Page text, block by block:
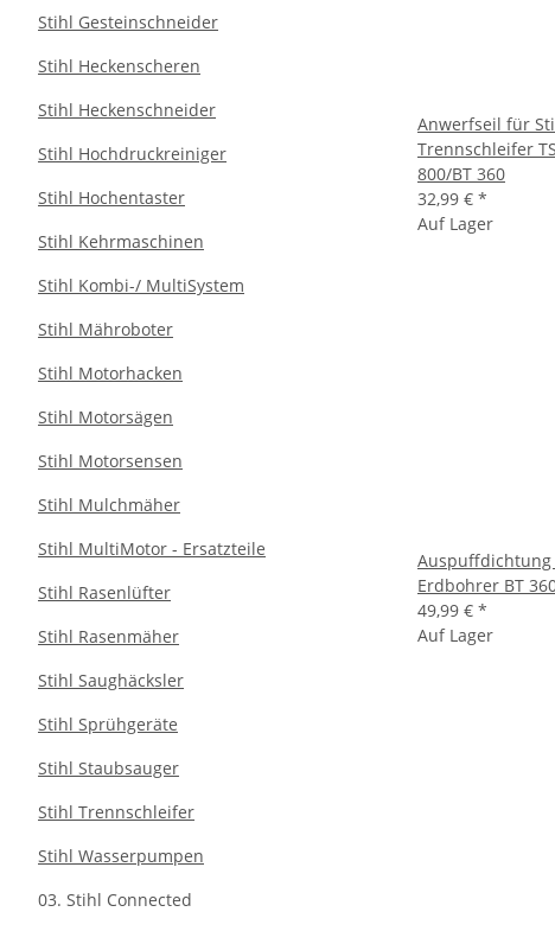
Anwerfseil für
Trennschleifer
800/BT 360
32,99 € *
Auf Lager
Erdbohrer BT
49,99 € *
Auf Lager
Stihl Gesteinschneider
Stihl Heckenscheren
Stihl Heckenschneider
Stihl Hochdruckreiniger
Stihl Hochentaster
Stihl Kehrmaschinen
Stihl Kombi-/ MultiSystem
Stihl Mähroboter
Stihl Motorhacken
Stihl Motorsägen
Stihl Motorsensen
Stihl Mulchmäher
Stihl MultiMotor - Ersatzteile
Stihl Rasenlüfter
Stihl Rasenmäher
Stihl Saughäcksler
Stihl Sprühgeräte
Stihl Staubsauger
Stihl Trennschleifer
Stihl Wasserpumpen
03. Stihl Connected